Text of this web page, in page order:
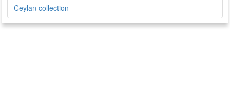
Ceylan collection